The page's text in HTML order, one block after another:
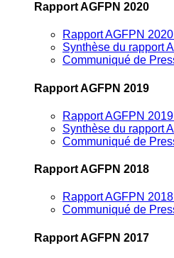
Rapport AGFPN 2020
Rapport AGFPN
Synthèse du rapport
Communiqué de
Rapport AGFPN 2019
Rapport AGFPN
Synthèse du rapport
Communiqué de
Rapport AGFPN 2018
Rapport AGFPN
Communiqué de
Rapport AGFPN 2017